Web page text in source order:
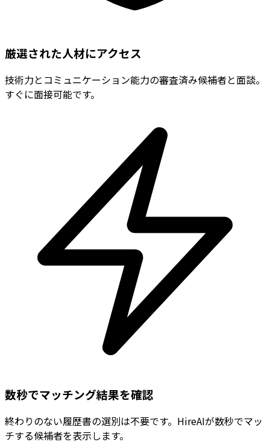
厳選された人材にアクセス
技術力とコミュニケーション能力の審査済み候補者と面談。
すぐに面接可能です。
数秒でマッチング結果を確認
終わりのない履歴書の選別は不要です。HireAIが数秒でマッ
チする候補者を表示します。